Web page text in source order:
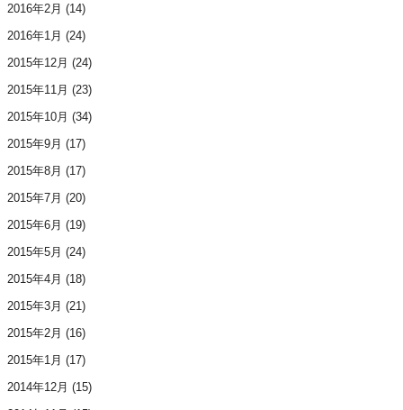
2016年2月 (14)
2016年1月 (24)
2015年12月 (24)
2015年11月 (23)
2015年10月 (34)
2015年9月 (17)
2015年8月 (17)
2015年7月 (20)
2015年6月 (19)
2015年5月 (24)
2015年4月 (18)
2015年3月 (21)
2015年2月 (16)
2015年1月 (17)
2014年12月 (15)